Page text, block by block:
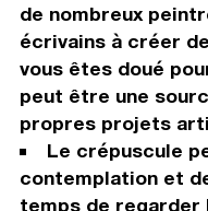
de nombreux
écrivains à créer
vous êtes doué
peut être une
propres projets
Le crépuscule
contemplation et
temps de